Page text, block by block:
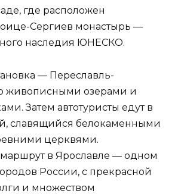
где расположен
Сергиев монастырь —
наследия ЮНЕСКО.
— Переславль-
живописными озерами и
Затем автотуристы едут в
славящийся белокаменными
церквями.
маршрут в Ярославле — одном
России, с прекрасной
и множеством